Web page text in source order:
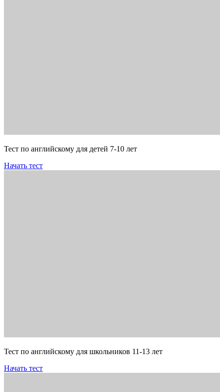
Тест по английскому для детей 7-10 лет
Начать тест
Тест по английскому для школьников 11-13 лет
Начать тест